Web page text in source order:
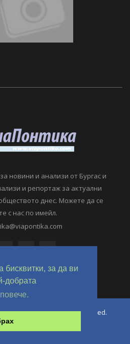
бисквитки, за да ви
добрата
новини и анализи от Бургас и
и репортаж за актуални
днес. Можете да се
с нас по имейл.
All Rights Reserved.
@ OverHertz Ltd